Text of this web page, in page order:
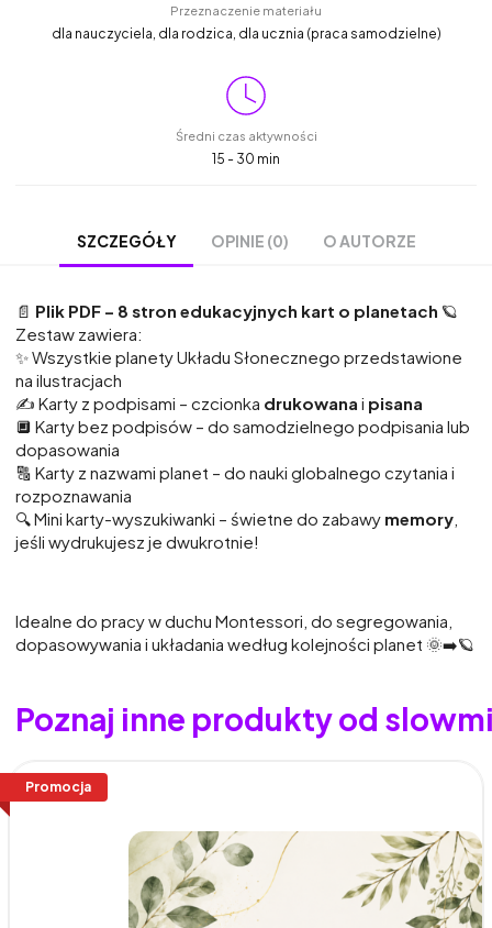
Przeznaczenie materiału
dla nauczyciela, dla rodzica, dla ucznia (praca samodzielne)
Średni czas aktywności
15 - 30 min
SZCZEGÓŁY OPINIE (0) O AUTORZE
📄 Plik PDF – 8 stron edukacyjnych kart o planetach 🪐
Zestaw zawiera:
✨ Wszystkie planety Układu Słonecznego przedstawione
na ilustracjach
✍️ Karty z podpisami – czcionka drukowana i pisana
🔲 Karty bez podpisów – do samodzielnego podpisania lub
dopasowania
🔠 Karty z nazwami planet – do nauki globalnego czytania i
rozpoznawania
🔍 Mini karty-wyszukiwanki – świetne do zabawy memory
jeśli wydrukujesz je dwukrotnie!
Idealne do pracy w duchu Montessori, do segregowania,
dopasowywania i układania według kolejności planet 🌞➡️🪐
Poznaj inne produkty od
Promocja